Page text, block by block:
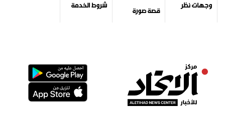
وجهات نظر
قصة صورة
شروط الخدمة